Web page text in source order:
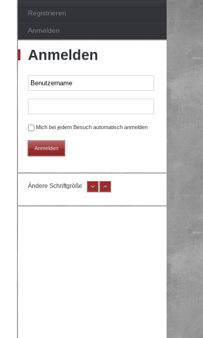
Registrieren
Anmelden
Anmelden
Mich bei jedem Besuch automatisch anmelden
Ändere Schriftgröße